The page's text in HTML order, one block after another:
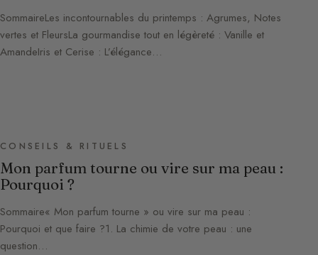
SommaireLes incontournables du printemps : Agrumes, Notes
vertes et FleursLa gourmandise tout en légèreté : Vanille et
AmandeIris et Cerise : L’élégance…
CONSEILS & RITUELS
Mon parfum tourne ou vire sur ma peau :
Pourquoi ?
Sommaire« Mon parfum tourne » ou vire sur ma peau :
Pourquoi et que faire ?1. La chimie de votre peau : une
question…